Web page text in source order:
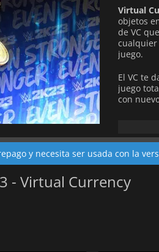
Virtual
objetos
de VC
cualquier
juego.
El VC te
juego
con
Tu VC
de
la misma
y necesita ser usada con la
- Virtual Currency